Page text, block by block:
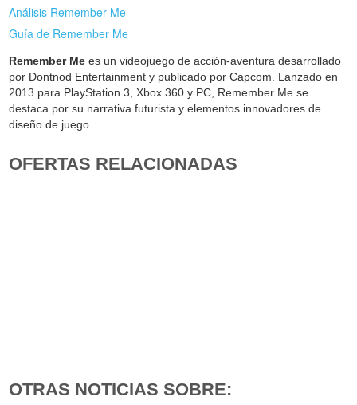
Análisis Remember Me
Guía de Remember Me
Remember Me es un videojuego de acción-aventura desarrollado
por Dontnod Entertainment y publicado por Capcom. Lanzado en
2013 para PlayStation 3, Xbox 360 y PC, Remember Me se
destaca por su narrativa futurista y elementos innovadores de
diseño de juego.
OFERTAS RELACIONADAS
OTRAS NOTICIAS SOBRE: